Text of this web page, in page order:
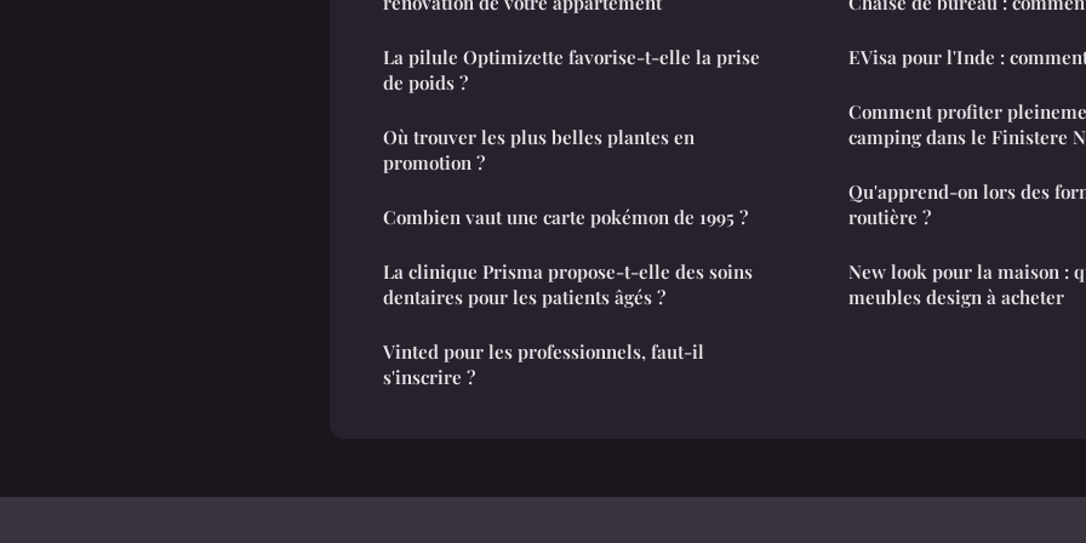
La pilule Optimizette favorise-t-elle la prise
de poids ?
Où trouver les plus belles plantes en
promotion ?
Combien vaut une carte pokémon de 1995 ?
La clinique Prisma propose-t-elle des soins
dentaires pour les patients âgés ?
Vinted pour les professionnels, faut-il
s'inscrire ?
EVisa pour l'Inde :
Comment profiter
Qu'apprend-on lors des
routière ?
New look pour la maison :
meubles design à acheter